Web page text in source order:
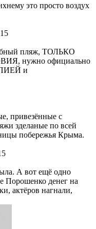
это просто воздух
пляж, ТОЛЬКО
нужно официально
и
привезённые с
зделаные по всей
побережья Крыма.
А вот ещё одно
Порошенко денег на
актёров нагнали,